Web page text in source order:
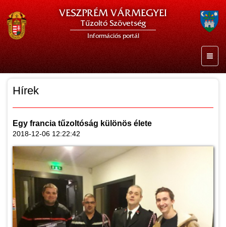
VESZPRÉM VÁRMEGYEI
Tűzoltó Szövetség
Információs portál
Hírek
Egy francia tűzoltóság különös élete
2018-12-06 12:22:42